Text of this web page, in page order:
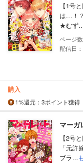
【1号
は…！
★むず
配信日
購入
1%還元 ：3ポイント獲得
マーガ
【2号
「元
ブラ...